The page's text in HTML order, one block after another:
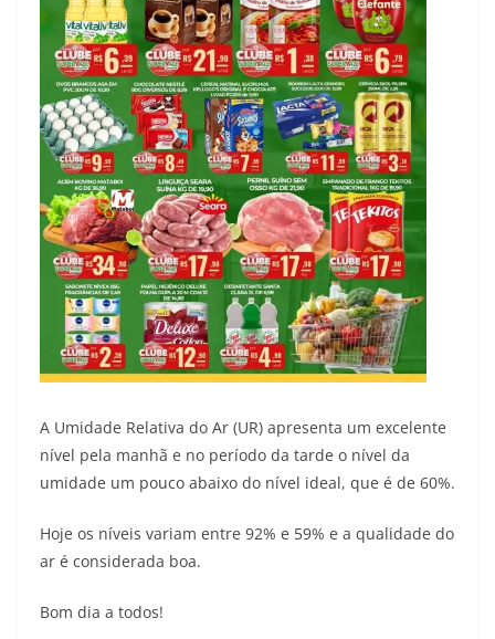
A Umidade Relativa do Ar (UR) apresenta um excelente
nível pela manhã e no período da tarde o nível da
umidade um pouco abaixo do nível ideal, que é de 60%.
Hoje os níveis variam entre 92% e 59% e a qualidade do
ar é considerada boa.
Bom dia a todos!